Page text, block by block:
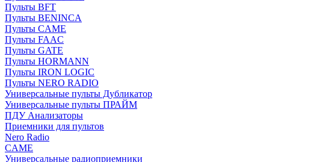
Пульты BFT
Пульты BENINCA
Пульты CAME
Пульты FAAC
Пульты GATE
Пульты HORMANN
Пульты IRON LOGIC
Пульты NERO RADIO
Универсальные пульты Дубликатор
Универсальные пульты ПРАЙМ
ПДУ Анализаторы
Приемники для пультов
Nero Radio
CAME
Универсальные радиоприемники